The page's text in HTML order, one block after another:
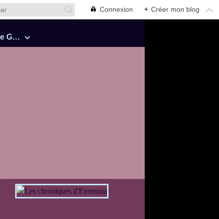
Connexion + Créer mon blog
Cinquante Nuances de Grey